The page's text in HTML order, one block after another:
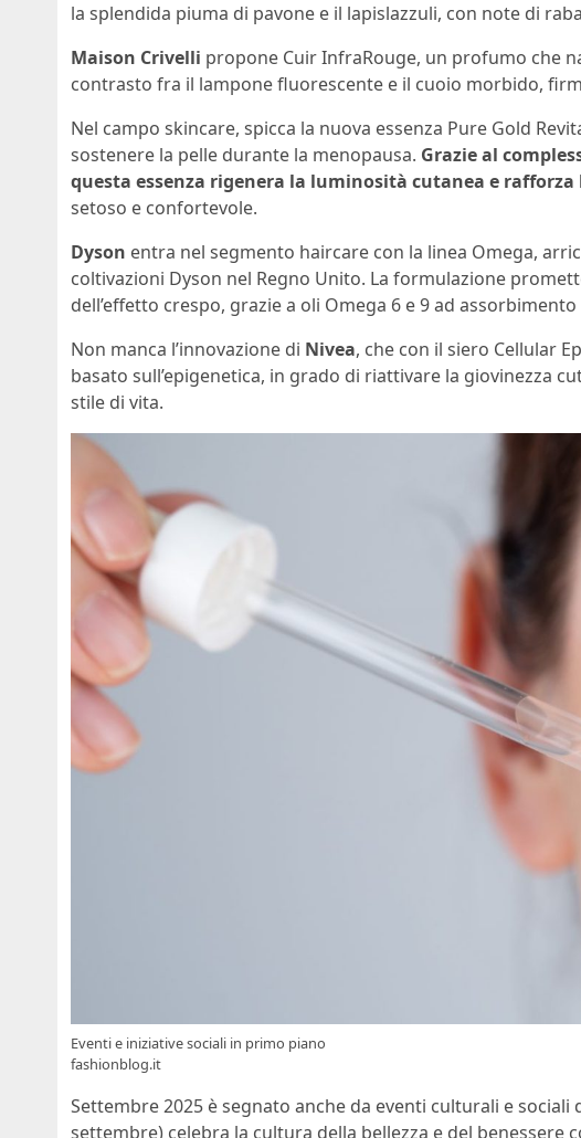
la splendida piuma di pavone e il lapislazzuli, con note di
Maison Crivelli propone Cuir InfraRouge, un profumo che
contrasto fra il lampone fluorescente e il cuoio morbido,
Nel campo skincare, spicca la nuova essenza Pure Gold
sostenere la pelle durante la menopausa. Grazie al
questa essenza rigenera la luminosità cutanea e
setoso e confortevole.
Dyson entra nel segmento haircare con la linea Omega,
coltivazioni Dyson nel Regno Unito. La formulazione
dell’effetto crespo, grazie a oli Omega 6 e 9 ad
Non manca l’innovazione di Nivea, che con il siero Cellular
basato sull’epigenetica, in grado di riattivare la giovinezza
stile di vita.
Eventi e iniziative sociali in primo piano
fashionblog.it
Settembre 2025 è segnato anche da eventi culturali e sociali
settembre) celebra la cultura della bellezza e del benessere